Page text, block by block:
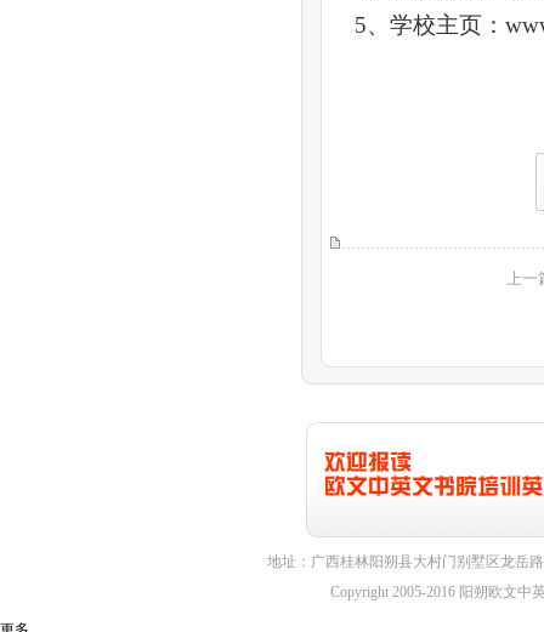
5、学校主页：
上
地址：广西桂林阳朔县大村门别墅区龙岳
Copyright 2005-2016 阳朔欧文